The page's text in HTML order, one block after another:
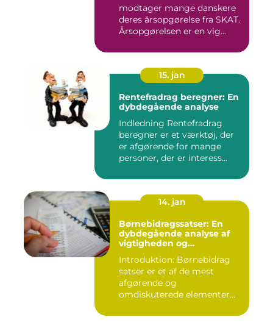
modtager mange danskere
deres årsopgørelse fra SKAT.
Årsopgørelsen er en vig...
15. jan
Rentefradrag beregner: En
dybdegående analyse
Indledning Rentefradrag
beregner er et værktøj, der
er afgørende for mange
personer, der er interess...
14. jan
Børnebidragssatser: En
dybdegående analyse af
vigtigheden og
Introduktion: Børnebidrag
satser er et af de mest
afgørende og
omdiskuterede elementer